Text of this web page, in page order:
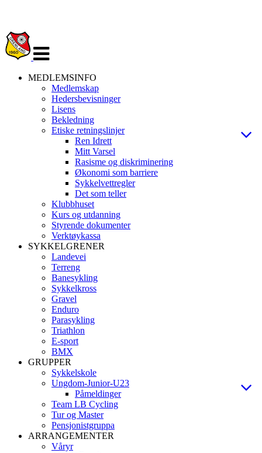
navigasjon
MEDLEMSINFO
Medlemskap
Hedersbevisninger
Lisens
Bekledning
Etiske retningslinjer
Ren Idrett
Mitt Varsel
Rasisme og diskriminering
Økonomi som barriere
Sykkelvettregler
Det som teller
Klubbhuset
Kurs og utdanning
Styrende dokumenter
Verktøykassa
SYKKELGRENER
Landevei
Terreng
Banesykling
Sykkelkross
Gravel
Enduro
Parasykling
Triathlon
E-sport
BMX
GRUPPER
Sykkelskole
Ungdom-Junior-U23
Påmeldinger
Team LB Cycling
Tur og Master
Pensjonistgruppa
ARRANGEMENTER
Våryr